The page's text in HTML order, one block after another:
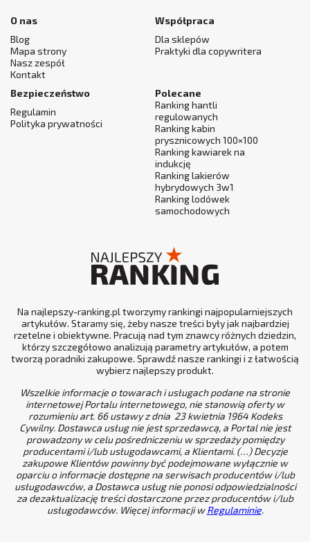
O nas
Blog
Mapa strony
Nasz zespół
Kontakt
Współpraca
Dla sklepów
Praktyki dla copywritera
Bezpieczeństwo
Regulamin
Polityka prywatności
Polecane
Ranking hantli
regulowanych
Ranking kabin
prysznicowych 100×100
Ranking kawiarek na
indukcję
Ranking lakierów
hybrydowych 3w1
Ranking lodówek
samochodowych
Na najlepszy-ranking.pl tworzymy rankingi najpopularniejszych
artykułów. Staramy się, żeby nasze treści były jak najbardziej
rzetelne i obiektywne. Pracują nad tym znawcy różnych dziedzin,
którzy szczegółowo analizują parametry artykułów, a potem
tworzą poradniki zakupowe. Sprawdź nasze rankingi i z łatwością
wybierz najlepszy produkt.
Wszelkie informacje o towarach i usługach podane na stronie
internetowej Portalu internetowego, nie stanowią oferty w
rozumieniu art. 66 ustawy z dnia 23 kwietnia 1964 Kodeks
Cywilny. Dostawca usług nie jest sprzedawcą, a Portal nie jest
prowadzony w celu pośredniczeniu w sprzedaży pomiędzy
producentami i/lub usługodawcami, a Klientami. (…) Decyzje
zakupowe Klientów powinny być podejmowane wyłącznie w
oparciu o informacje dostępne na serwisach producentów i/lub
usługodawców, a Dostawca usług nie ponosi odpowiedzialności
za dezaktualizację treści dostarczone przez producentów i/lub
usługodawców. Więcej informacji wRegulaminie.